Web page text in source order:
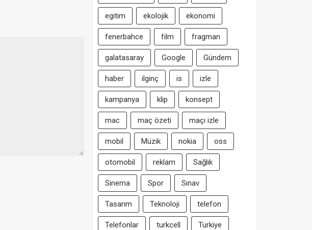
egitim ekolojik ekonomi
fenerbahce film fragman
galatasaray Google Gündem
haber ilginç is izle
kampanya klip konsept
mac maç özeti maçı izle
mobil Müzik nokia oss
otomobil reklam Sağlık
Sinema Spor Sınav
Tasarım Teknoloji telefon
Telefonlar turkcell Turkiye